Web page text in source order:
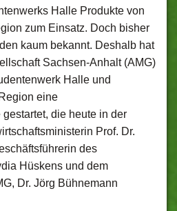
Halle Produkte von
zum Einsatz. Doch bisher
kaum bekannt. Deshalb hat
Sachsen-Anhalt (AMG)
Halle und
eine
gestartet, die heute in der
Prof. Dr.
des
Hüskens und dem
Dr. Jörg Bühnemann